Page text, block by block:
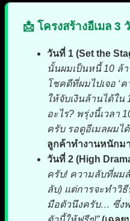
📩 โครงสร้างอีเมล 3
วันที่ 1 (Set the
นั้นผมเป็นหนี้ 10 ล้
โชคดีที่ผมไปเจอ ‘
ให้จับเงินล้านได้ใ
อะไร? พรุ่งนี้เวลา
ครับ รอดูอีเมลผมได้
ลูกค้าทำงานหนักม
วันที่ 2 (High
ครับ! ความลับที่ผม
ลับ) แต่การจะทำวิ
มือตัวนึงครับ… ซึ่ง